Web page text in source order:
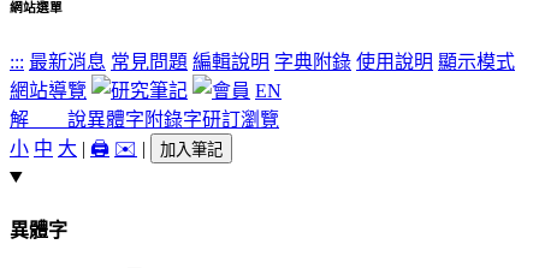
網站選單
::: 最新消息 常見問題 編輯說明 字典附錄 使用說明 顯示模式
網站導覽
EN
解 說異體字 附錄字研訂瀏覽
小 中 大 | 🖨️ ✉️ | 加入筆記
異體字